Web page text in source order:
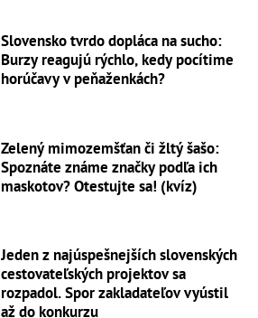
Slovensko tvrdo dopláca na sucho:
Burzy reagujú rýchlo, kedy pocítime
horúčavy v peňaženkách?
Zelený mimozemšťan či žltý šašo:
Spoznáte známe značky podľa ich
maskotov? Otestujte sa! (kvíz)
Jeden z najúspešnejších slovenských
cestovateľských projektov sa
rozpadol. Spor zakladateľov vyústil
až do konkurzu